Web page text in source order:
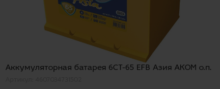
Аккумуляторная батарея 6СТ-65 EFB Азия АКОМ о.п.